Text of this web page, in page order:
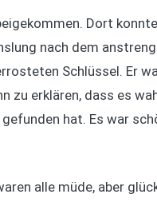
Dort
nach dem
Schlüssel. Er
zu erklären, dass es
hat. Es war
alle müde, aber